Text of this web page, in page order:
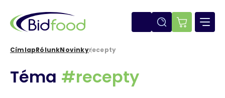
tartalomra
E-
CímlapRólunkNovinkyrecepty
Téma #recepty